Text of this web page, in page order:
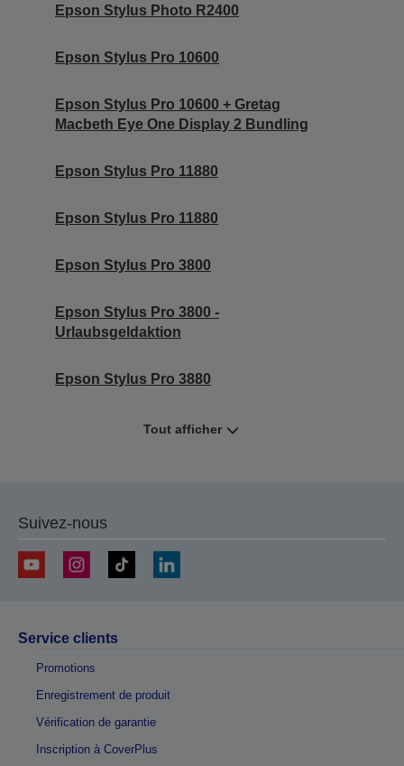
Epson Stylus Photo R2400
Epson Stylus Pro 10600
Epson Stylus Pro 10600 + Gretag
Macbeth Eye One Display 2 Bundling
Epson Stylus Pro 11880
Epson Stylus Pro 11880
Epson Stylus Pro 3800
Epson Stylus Pro 3800 -
Urlaubsgeldaktion
Epson Stylus Pro 3880
Tout afficher
Suivez-nous
Service clients
Promotions
Enregistrement de produit
Vérification de garantie
Inscription à CoverPlus